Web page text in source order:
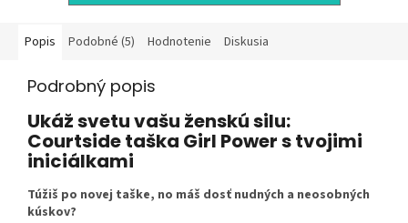
Popis Podobné (5) Hodnotenie Diskusia
Podrobný popis
Ukáž svetu vašu ženskú silu:
Courtside taška Girl Power s tvojimi
iniciálkami
Túžiš po novej taške, no máš dosť nudných a neosobných
kúskov?